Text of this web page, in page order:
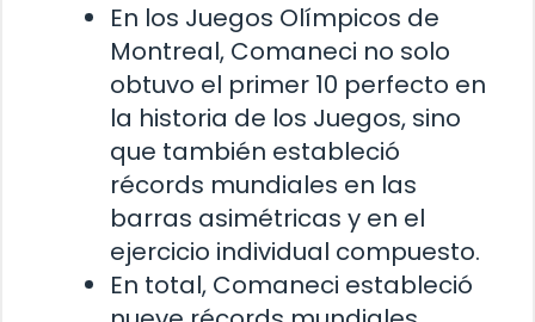
En los Juegos Olímpicos de
Montreal, Comaneci no solo
obtuvo el primer 10 perfecto en
la historia de los Juegos, sino
que también estableció
récords mundiales en las
barras asimétricas y en el
ejercicio individual compuesto.
En total, Comaneci estableció